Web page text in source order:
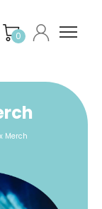
0
Merch